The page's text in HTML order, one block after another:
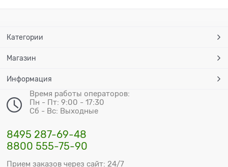
Категории
Магазин
Информация
Время работы операторов:
Пн - Пт: 9:00 - 17:30
Сб - Вс: Выходные
8495 287-69-48
8800 555-75-90
Прием заказов через сайт: 24/7